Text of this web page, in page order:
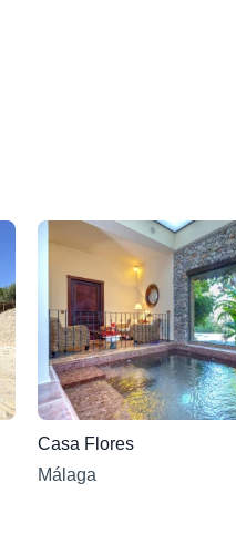
Casa Flores
Málaga